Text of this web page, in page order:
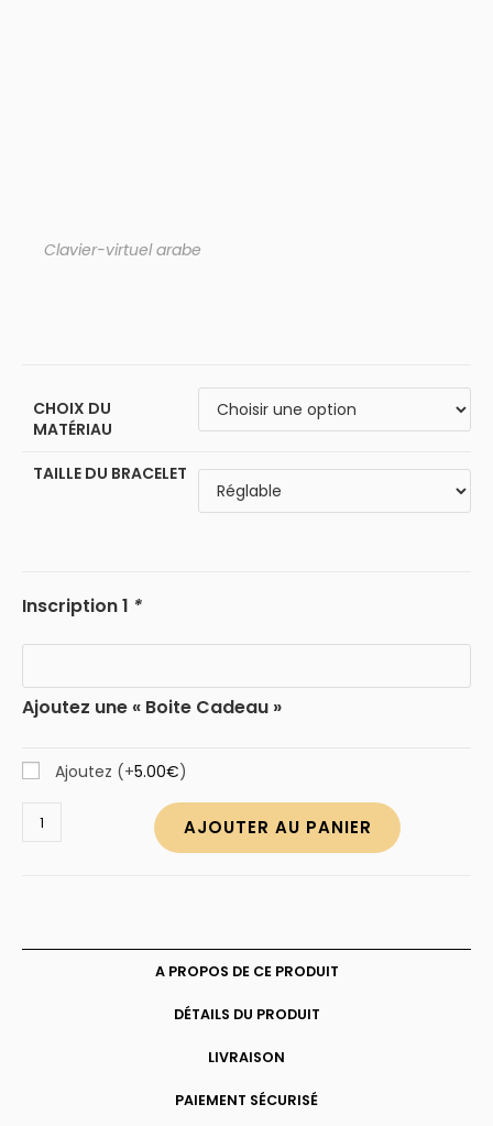
Clavier-virtuel arabe
CHOIX DU
MATÉRIAU
TAILLE DU BRACELET
Inscription 1 *
Ajoutez une « Boite Cadeau »
Ajoutez (+5.00€)
AJOUTER AU PANIER
A PROPOS DE CE PRODUIT
DÉTAILS DU PRODUIT
LIVRAISON
PAIEMENT SÉCURISÉ